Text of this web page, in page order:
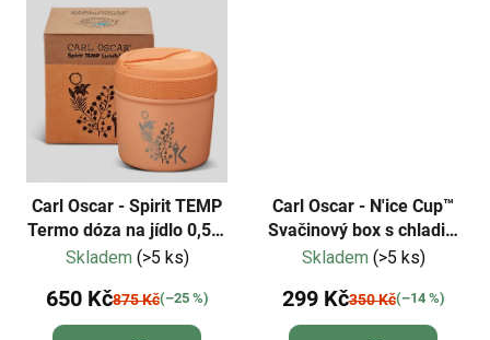
Carl Oscar - Spirit TEMP
Termo dóza na jídlo 0,5l -
oheň
Skladem (>5 ks)
650 Kč875 Kč(–25 %)
Carl Oscar - N'ice Cup™
Svačinový box s chladicí
vložkou - oranžová
Skladem (>5 ks)
299 Kč350 Kč(–14 %)